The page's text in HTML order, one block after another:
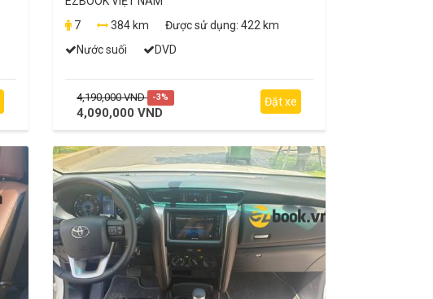
7
384 km Được sử dụng: 422 km
Nước suối
DVD
4,190,000 VND -3%
4,090,000 VND
Đặt xe